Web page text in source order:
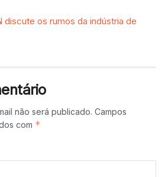
discute os rumos da indústria de
não será publicado. Campos
com *